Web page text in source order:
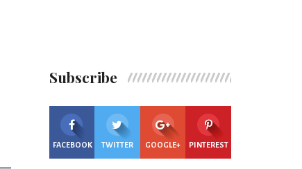
Subscribe
FACEBOOK TWITTER GOOGLE+ PINTEREST